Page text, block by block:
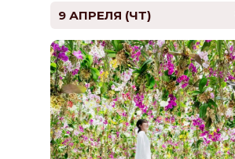
9 АПРЕЛЯ (ЧТ)